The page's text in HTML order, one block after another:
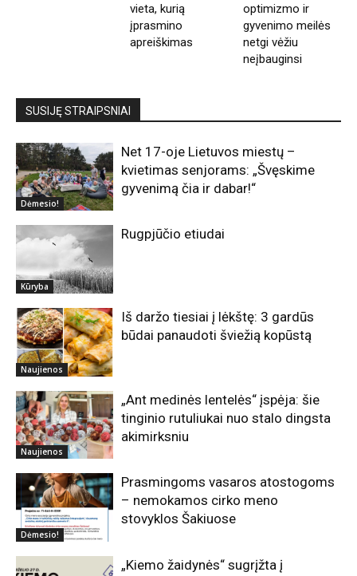
vieta, kurią
įprasmino
apreiškimas
optimizmo ir
gyvenimo meilės
netgi vėžiu
neįbauginsi
SUSIJĘ STRAIPSNIAI
Dėmesio!
Net 17-oje Lietuvos miestų –
kvietimas senjorams: „Švęskime
gyvenimą čia ir dabar!“
Kūryba
Rugpjūčio etiudai
Naujienos
Iš daržo tiesiai į lėkštę: 3 gardūs
būdai panaudoti šviežią kopūstą
Naujienos
„Ant medinės lentelės“ įspėja: šie
tinginio rutuliukai nuo stalo dingsta
akimirksniu
Dėmesio!
Prasmingoms vasaros atostogoms
– nemokamos cirko meno
stovyklos Šakiuose
„Kiemo žaidynės“ sugrįžta į